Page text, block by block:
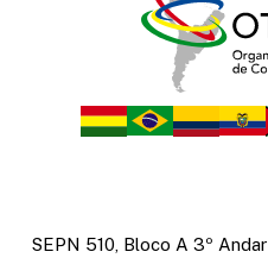
SEPN 510, Bloco A 3º Andar